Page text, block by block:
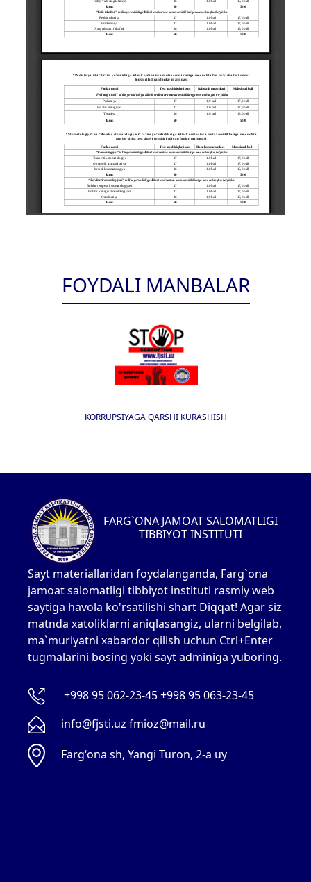
FOYDALI MANBALAR
KORRUPSIYAGA QARSHI KURASHISH
FARG`ONA JAMOAT SALOMATLIGI
TIBBIYOT INSTITUTI
Sayt materiallaridan foydalanganda, Farg`ona
jamoat salomatligi tibbiyot instituti rasmiy web
saytiga havola ko'rsatilishi shart Diqqat! Agar siz
matnda xatoliklarni aniqlasangiz, ularni belgilab,
ma`muriyatni xabardor qilish uchun Ctrl+Enter
tugmalarini bosing yoki sayt adminiga yuboring.
+998 95 062-23-45 +998 95 063-23-45
info@fjsti.uz fmioz@mail.ru
Fargʻona sh, Yangi Turon, 2-a uy